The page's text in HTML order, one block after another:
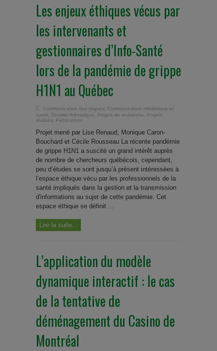
Les enjeux éthiques vécus par
les intervenants et
gestionnaires d’Info-Santé
lors de la pandémie de grippe
H1N1 au Québec
Communication des risques
Communication médiatique et
santé
Dossier thématique Projets de recherche
Projets
réalisés
Publications
Projet mené par Lise Renaud, Monique Caron-
Bouchard et Cécile Rousseau La récente pandémie
de grippe H1N1 a suscité un grand intérêt auprès
de nombre de chercheurs québécois, cependant,
peu d’études se sont jusqu’à présent intéressées à
l’espace éthique vécu par les professionnels de la
santé impliqués dans la gestion et la transmission
d'informations au sujet de cette pandémie. Cet
espace éthique se définit ...
Lire la suite...
L’application du modèle
dynamique interactif : le cas
de la tentative de
déménagement du Casino de
Montréal